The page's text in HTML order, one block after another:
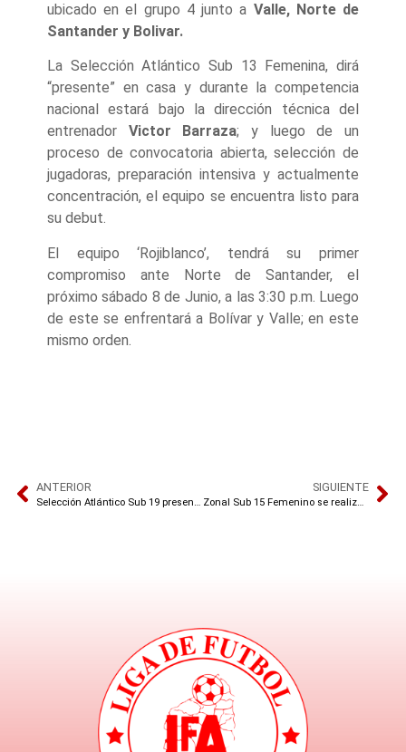
ubicado en el grupo 4 junto a Valle, Norte de
Santander y Bolivar.
La Selección Atlántico Sub 13 Femenina, dirá
“presente” en casa y durante la competencia
nacional estará bajo la dirección técnica del
entrenador Victor Barraza; y luego de un
proceso de convocatoria abierta, selección de
jugadoras, preparación intensiva y actualmente
concentración, el equipo se encuentra listo para
su debut.
El equipo ‘Rojiblanco’, tendrá su primer
compromiso ante Norte de Santander, el
próximo sábado 8 de Junio, a las 3:30 p.m. Luego
de este se enfrentará a Bolívar y Valle; en este
mismo orden.
ANTERIOR
Selección Atlántico Sub 19 presente en la Fase Final
SIGUIENTE
Zonal Sub 15 Femenino se realizará en Barranquilla